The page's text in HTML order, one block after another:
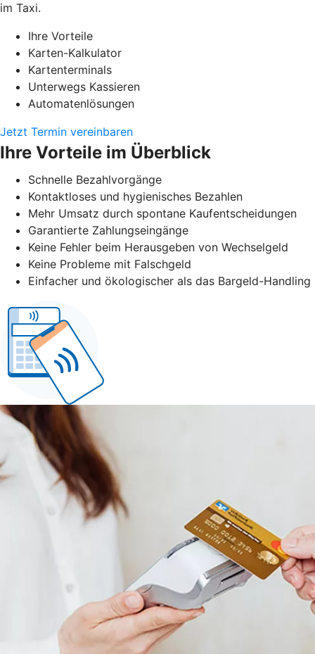
im Taxi.
Ihre Vorteile
Karten-Kalkulator
Kartenterminals
Unterwegs Kassieren
Automatenlösungen
Jetzt Termin vereinbaren
Ihre Vorteile im Überblick
Schnelle Bezahlvorgänge
Kontaktloses und hygienisches Bezahlen
Mehr Umsatz durch spontane Kaufentscheidungen
Garantierte Zahlungseingänge
Keine Fehler beim Herausgeben von Wechselgeld
Keine Probleme mit Falschgeld
Einfacher und ökologischer als das Bargeld-Handling